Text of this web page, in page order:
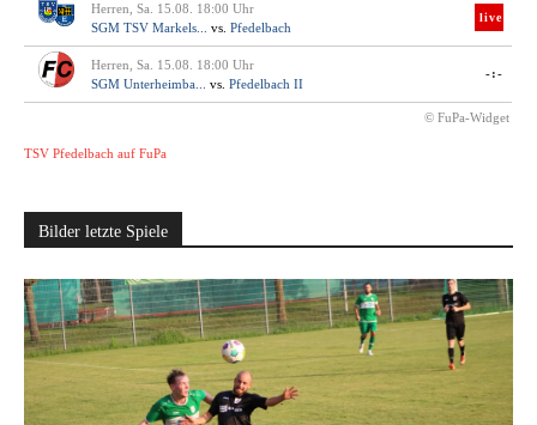
Herren, Sa. 15.08. 18:00 Uhr
SGM TSV Markels...
vs. Pfedelbach
live
Herren, Sa. 15.08. 18:00 Uhr
SGM Unterheimba...
vs. Pfedelbach II
-:-
© FuPa-Widget
TSV Pfedelbach auf FuPa
Bilder letzte Spiele